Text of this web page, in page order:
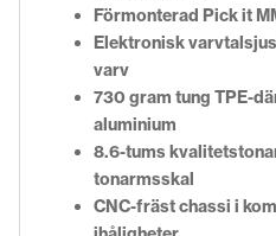
Förmonterad Pick it
Elektronisk
varv
730 gram tung TPE-
aluminium
8.6-tums
tonarmsskal
CNC-fräst chassi i